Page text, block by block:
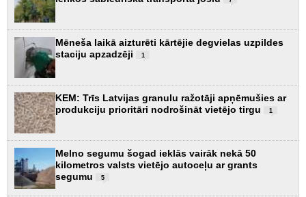
Mēneša laikā aizturēti kārtējie degvielas uzpildes
staciju apzadzēji
1
KEM: Trīs Latvijas granulu ražotāji apņēmušies ar
produkciju prioritāri nodrošināt vietējo tirgu
1
Melno segumu šogad ieklās vairāk nekā 50
kilometros valsts vietējo autoceļu ar grants
segumu
5